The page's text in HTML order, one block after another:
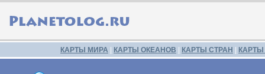
КАРТЫ МИРА КАРТЫ ОКЕАНОВ КАРТЫ СТРАН